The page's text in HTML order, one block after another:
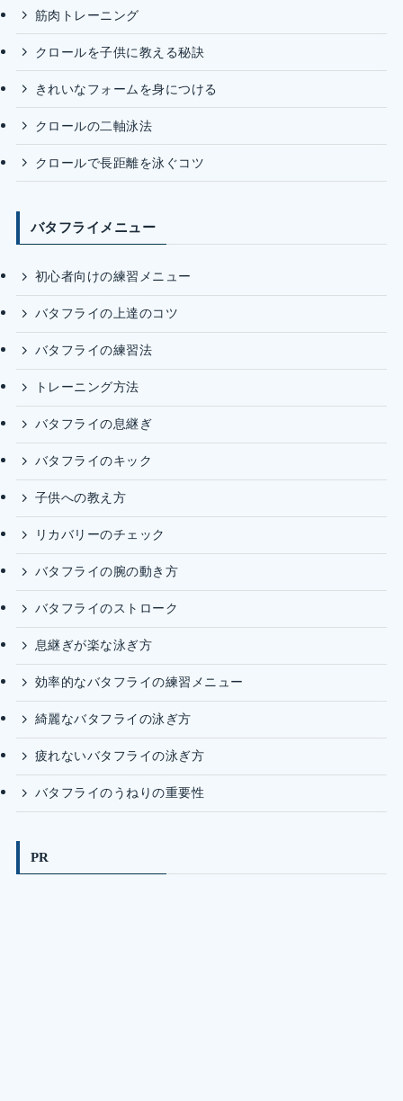
筋肉トレーニング
クロールを子供に教える秘訣
きれいなフォームを身につける
クロールの二軸泳法
クロールで長距離を泳ぐコツ
バタフライメニュー
初心者向けの練習メニュー
バタフライの上達のコツ
バタフライの練習法
トレーニング方法
バタフライの息継ぎ
バタフライのキック
子供への教え方
リカバリーのチェック
バタフライの腕の動き方
バタフライのストローク
息継ぎが楽な泳ぎ方
効率的なバタフライの練習メニュー
綺麗なバタフライの泳ぎ方
疲れないバタフライの泳ぎ方
バタフライのうねりの重要性
PR